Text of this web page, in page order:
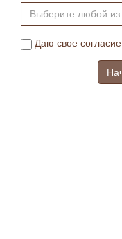
Выберите любой
Даю свое